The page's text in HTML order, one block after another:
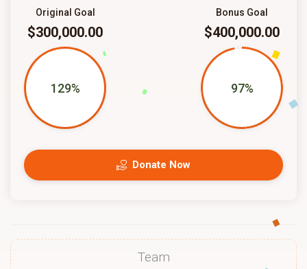
Bonus Goal
$400,000.00
97%
Original Goal
$300,000.00
129%
Donate Now
Team